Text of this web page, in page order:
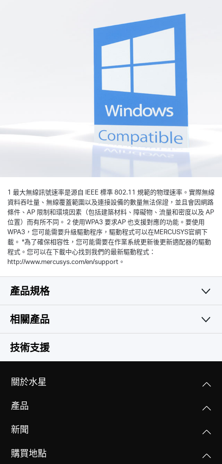
1 最大無線訊號速率是源自 IEEE 標準 802.11 規範的物理速率。實際無線
資料吞吐量、無線覆蓋範圍以及連接設備的數量無法保證，並且會因網路
條件、AP 限制和環境因素（包括建築材料、障礙物、流量和密度以及 AP
位置）而有所不同。 2 使用WPA3 要求AP 也支援對應的功能。要使用
WPA3，您可能需要升級驅動程序，驅動程式可以在MERCUSYS官網下
載。 *為了確保相容性，您可能需要在作業系統更新後更新適配器的驅動
程式。您可以在下載中心找到我們的最新驅動程式：
http://www.mercusys.com/en/support。
產品規格
無線網路
無線標準
IEEE 802.11n, IEEE 802.11g, IEEE 802.11b
頻率
訊號速率
11g: 高達 54Mbps(浮動)
硬體功能
尺寸大小(長 X 寬 X 高)
40.4 × 17.2 × 8.6 毫米(mm)
連接介面
天線類型
其他
認證
CE, ROHS,BSMI,NCC
包裝內容
快速安裝指南
相關產品
技術支援
關於水星
產品
新聞
購買地點